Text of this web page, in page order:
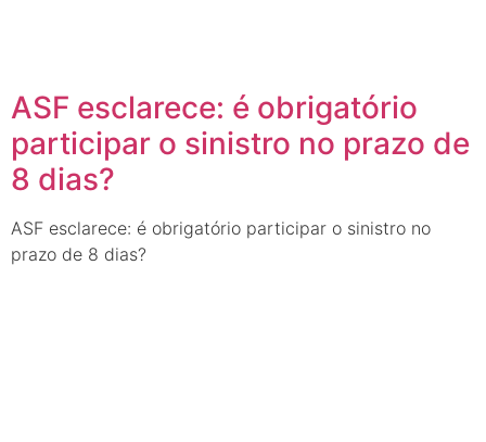
ASF esclarece: é obrigatório
participar o sinistro no prazo de
8 dias?
ASF esclarece: é obrigatório participar o sinistro no
prazo de 8 dias?